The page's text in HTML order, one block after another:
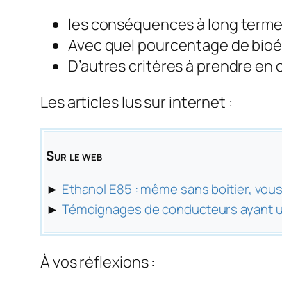
les conséquences à long
Avec quel pourcentage de
D’autres critères à prendre en
Les articles lus sur internet :
Sur le web
► Ethanol E85 : même sans boitier,
► Témoignages de conducteurs ayant
À vos réflexions :